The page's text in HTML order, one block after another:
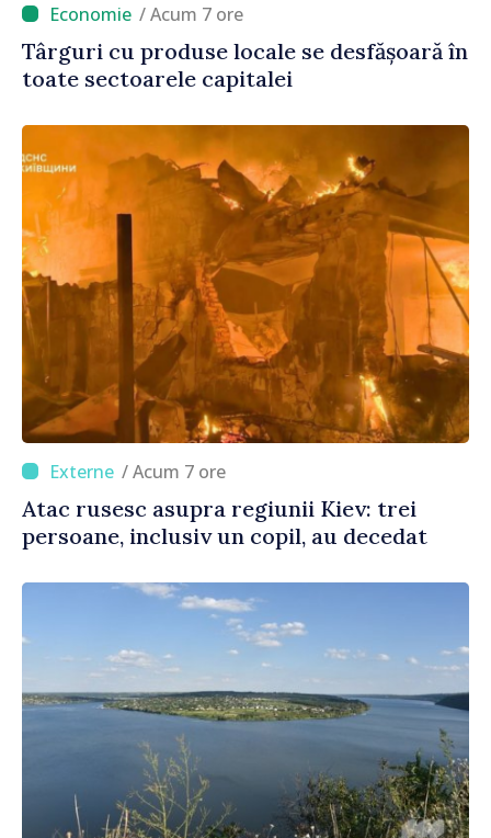
/ Acum 7 ore
Târguri cu produse locale se desfășoară în
toate sectoarele capitalei
/ Acum 7 ore
Atac rusesc asupra regiunii Kiev: trei
persoane, inclusiv un copil, au decedat